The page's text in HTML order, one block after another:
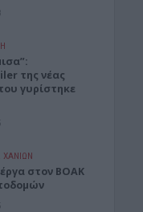
της νέας
γυρίστηκε
στον ΒΟΑΚ